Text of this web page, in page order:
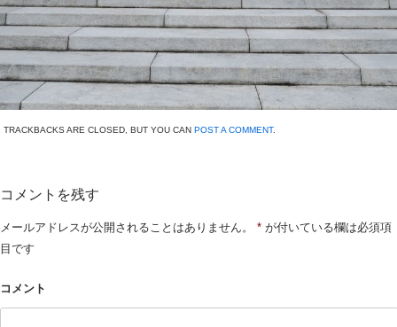
TRACKBACKS ARE CLOSED, BUT YOU CAN POST A COMMENT.
コメントを残す
メールアドレスが公開されることはありません。 * が付いている欄は必須項
目です
コメント